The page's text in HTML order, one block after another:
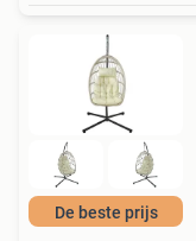
De beste prijs